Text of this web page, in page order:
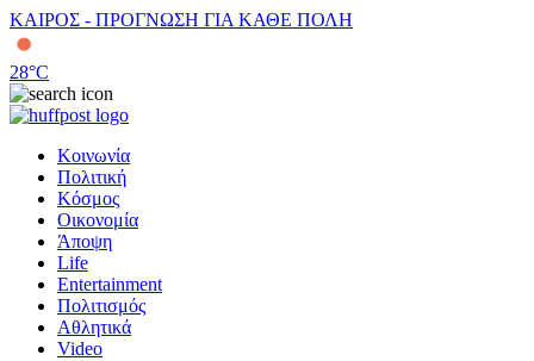
ΚΑΙΡΟΣ - ΠΡΟΓΝΩΣΗ ΓΙΑ ΚΑΘΕ ΠΟΛΗ
28°C
Κοινωνία
Πολιτική
Κόσμος
Οικονομία
Άποψη
Life
Entertainment
Πολιτισμός
Αθλητικά
Video